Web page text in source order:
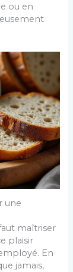
ou en
une
maîtriser
plaisir
En
jamais,